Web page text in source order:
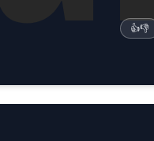
👍👎
moustique aux